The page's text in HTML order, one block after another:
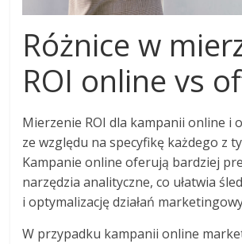
Różnice w
ROI online vs
Mierzenie ROI dla kampanii online i
ze względu na specyfikę każdego z
Kampanie online oferują bardziej
narzędzia analityczne, co ułatwia
i optymalizację działań
W przypadku kampanii online